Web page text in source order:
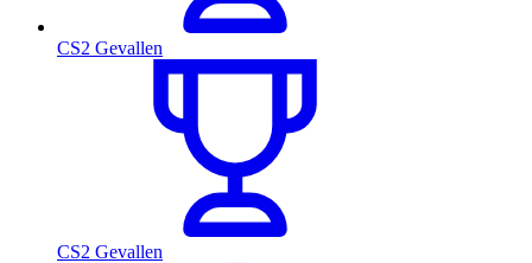
CS2 Gevallen
CS2 Gevallen